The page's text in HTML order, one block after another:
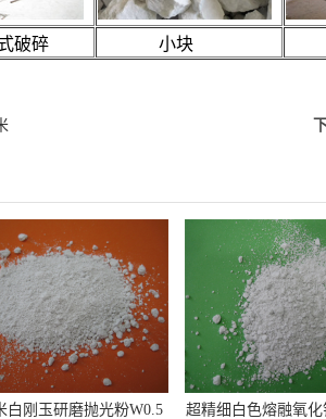
碎 小块
白刚玉研磨抛光粉W0.5
超精细白色熔融氧化